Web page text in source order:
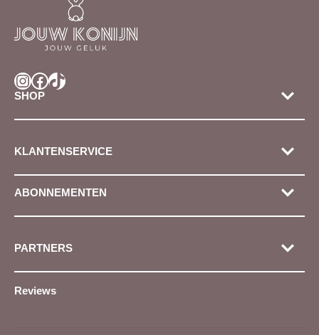
InstagramFacebook TikTok
SHOP
KLANTENSERVICE
ABONNEMENTEN
PARTNERS
Reviews